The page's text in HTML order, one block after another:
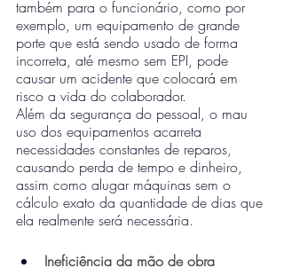
também para o funcionário, como por
exemplo, um equipamento de grande
porte que está sendo usado de forma
incorreta, até mesmo sem EPI, pode
causar um acidente que colocará em
risco a vida do colaborador.
Além da segurança do pessoal, o mau
uso dos equipamentos acarreta
necessidades constantes de reparos,
causando perda de tempo e dinheiro,
assim como alugar máquinas sem o
cálculo exato da quantidade de dias que
ela realmente será necessária.
Ineficiência da mão de obra